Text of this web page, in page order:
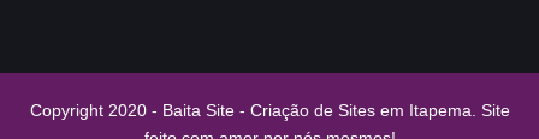
Copyright 2020 - Baita Site - Criação de Sites em Itapema. Site